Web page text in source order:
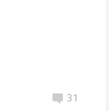
31